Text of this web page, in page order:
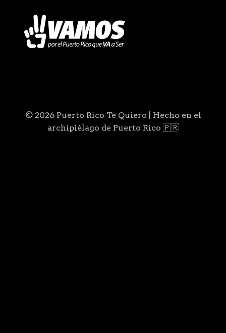
© 2026 Puerto Rico Te Quiero | Hecho en el
archipiélago de Puerto Rico 🇵🇷